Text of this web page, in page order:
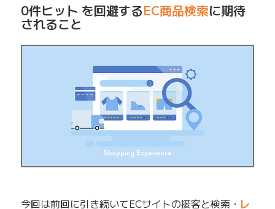
0件ヒット を回避するEC商品検索に期待
されること
今回は前回に引き続いてECサイトの接客と検索・ レ